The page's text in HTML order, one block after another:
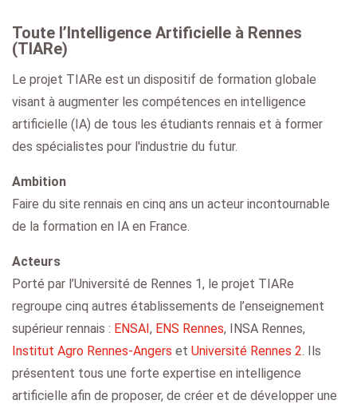
Toute l’Intelligence Artificielle à Rennes
(TIARe)
Le projet TIARe est un dispositif de formation globale
visant à augmenter les compétences en intelligence
artificielle (IA) de tous les étudiants rennais et à former
des spécialistes pour l'industrie du futur.
Ambition
Faire du site rennais en cinq ans un acteur incontournable
de la formation en IA en France.
Acteurs
Porté par l’Université de Rennes 1, le projet TIARe
regroupe cinq autres établissements de l’enseignement
supérieur rennais : ENSAI, ENS Rennes, INSA Rennes,
Institut Agro Rennes-Angers et Université Rennes 2. Ils
présentent tous une forte expertise en intelligence
artificielle afin de proposer, de créer et de développer une